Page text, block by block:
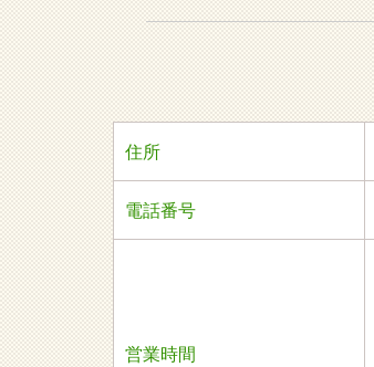
住所
電話番号
営業時間